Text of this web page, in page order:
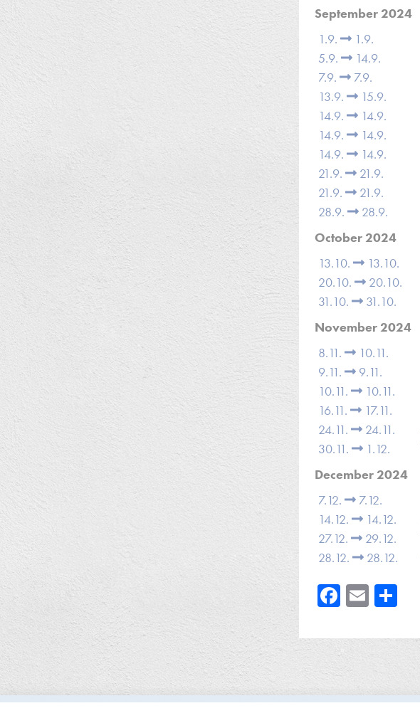
September 2024
1.9.
1.9.
5.9.
14.9.
7.9.
7.9.
13.9.
15.9.
14.9.
14.9.
14.9.
14.9.
14.9.
14.9.
21.9.
21.9.
21.9.
21.9.
28.9.
28.9.
October 2024
13.10.
13.10.
20.10.
20.10.
31.10.
31.10.
November 2024
8.11.
10.11.
9.11.
9.11.
10.11.
10.11.
16.11.
17.11.
24.11.
24.11.
30.11.
1.12.
December 2024
7.12.
7.12.
14.12.
14.12.
27.12.
29.12.
28.12.
28.12.
Facebook
Email